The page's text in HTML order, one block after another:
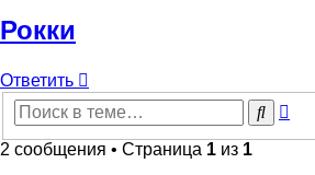
Рокки
Ответить
Поиск
2 сообщения • Страница 1 из 1